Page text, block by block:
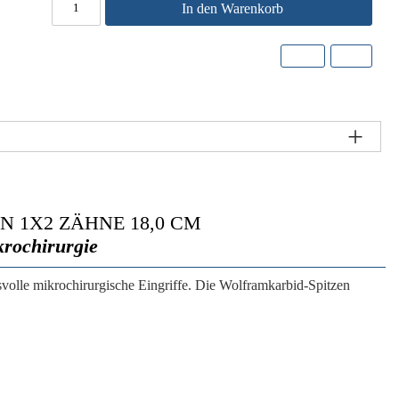
In den Warenkorb
1X2 ZÄHNE 18,0 CM
mikrochirurgische Eingriffe. Die Wolframkarbid-Spitzen